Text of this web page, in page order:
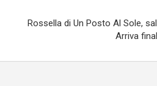
Rossella di Un Posto Al Sole,
Arriva